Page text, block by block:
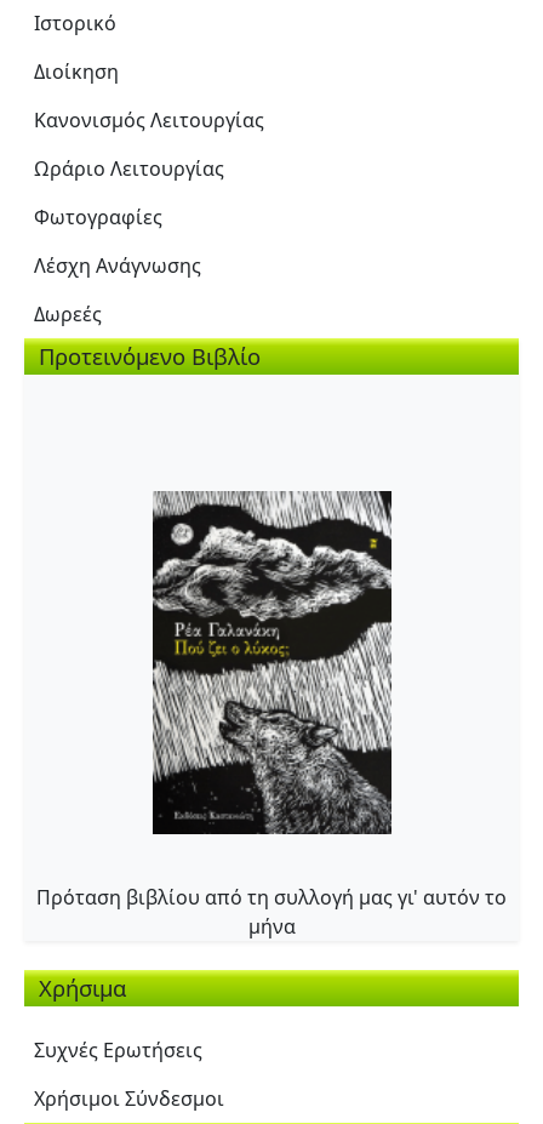
Ιστορικό
Διοίκηση
Κανονισμός Λειτουργίας
Ωράριο Λειτουργίας
Φωτογραφίες
Λέσχη Ανάγνωσης
Δωρεές
Προτεινόμενο Βιβλίο
Πρόταση βιβλίου από τη συλλογή μας γι' αυτόν το
μήνα
Χρήσιμα
Συχνές Ερωτήσεις
Χρήσιμοι Σύνδεσμοι